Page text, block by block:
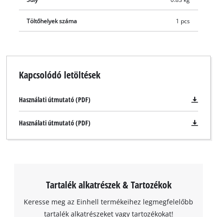
(refresh) üzemmóddal a mélykisült akkumulátorok újbóli
üzembe helyezése érdekében. Az akku töltöttségi szintjét a 6
fokozatú LED-kijelzőről olvashatja le. A helytakarékos tárolás
szerelték fel.
Töltőhelyek száma 1 pcs
Kapcsolódó letöltések
Használati útmutató (PDF)
Használati útmutató (PDF)
Tartalék alkatrészek & Tartozékok
Keresse meg az Einhell termékeihez legmegfelelőbb
tartalék alkatrészeket vagy tartozékokat!